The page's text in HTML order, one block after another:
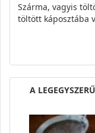
Szárma, vagyis
töltött káposztába
A